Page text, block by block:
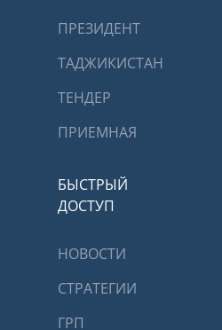
ПРЕЗИДЕНТ
ТАДЖИКИСТАН
ТЕНДЕР
ПРИЕМНАЯ
БЫСТРЫЙ
ДОСТУП
НОВОСТИ
СТРАТЕГИИ
ГРП